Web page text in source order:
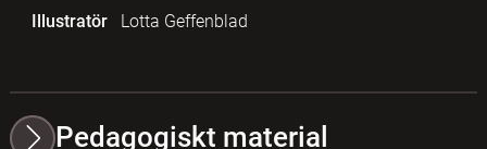
Illustratör
Lotta Geffenblad
Pedagogiskt material